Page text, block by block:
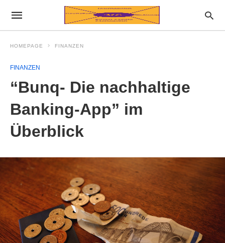
HOMEPAGE FINANZEN
FINANZEN
“Bunq- Die nachhaltige
Banking-App” im
Überblick